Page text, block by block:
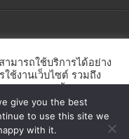
มารถใช้บริการได้อย่าง
ช้งานเว็บไซต์ รวมถึง
รงตามความต้องการ
เพิ่มเติมได้ใน นโยบาย
give you the best
to use this site we
with it.